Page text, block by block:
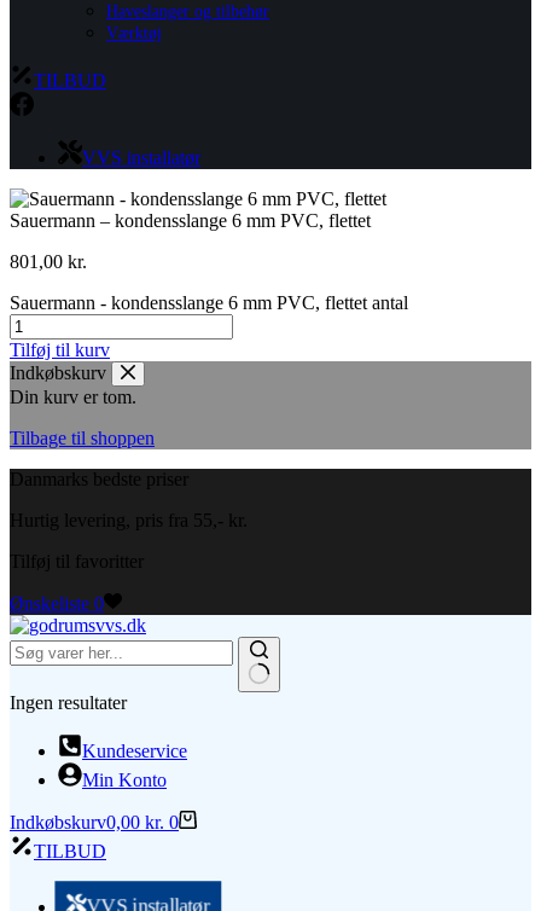
Haveslanger og tilbehør
Værktøj
TILBUD
VVS installatør
Sauermann – kondensslange 6 mm PVC, flettet
801,00 kr.
Sauermann - kondensslange 6 mm PVC, flettet antal
Tilføj til kurv
Indkøbskurv
Din kurv er tom.
Tilbage til shoppen
Danmarks bedste priser
Hurtig levering, pris fra 55,- kr.
Tilføj til favoritter
Ønskeliste 0
Ingen resultater
Kundeservice
Min Konto
Indkøbskurv0,00 kr. 0
TILBUD
VVS installatør